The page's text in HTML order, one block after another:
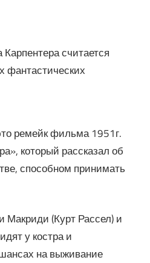
считается
фантастических
ремейк фильма 1951г.
который рассказал об
способном принимать
Макриди (Курт Рассел) и
у костра и
на выживание